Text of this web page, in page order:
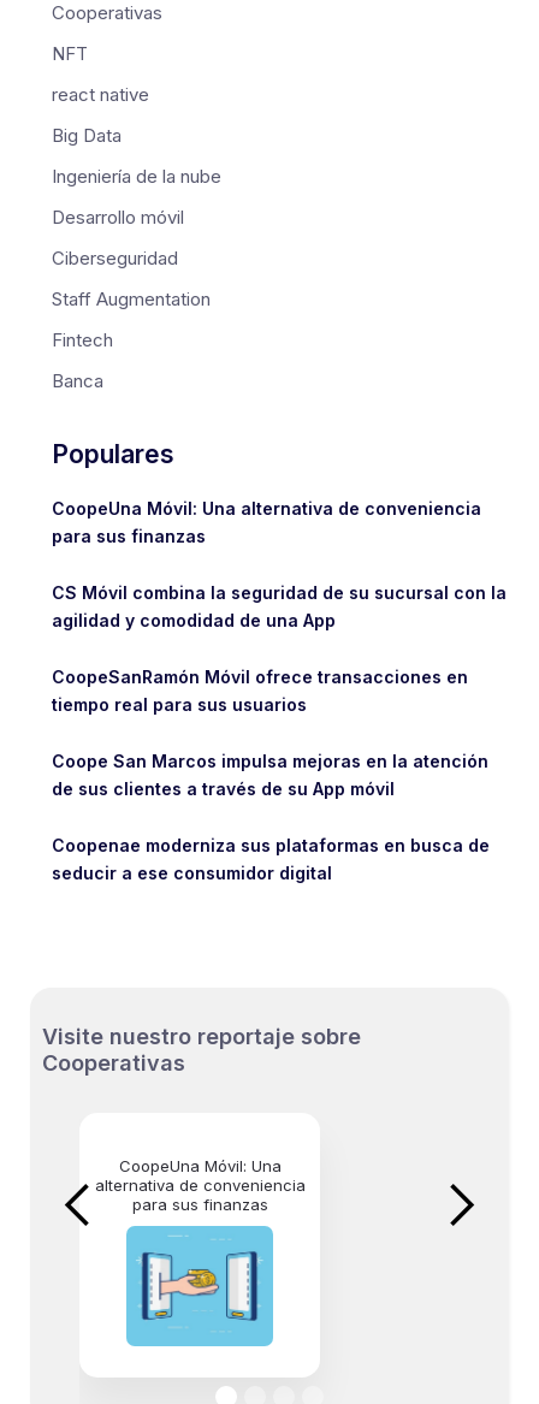
Cooperativas
NFT
react native
Big Data
Ingeniería de la nube
Desarrollo móvil
Ciberseguridad
Staff Augmentation
Fintech
Banca
Populares
CoopeUna Móvil: Una alternativa de conveniencia
para sus finanzas
CS Móvil combina la seguridad de su sucursal con la
agilidad y comodidad de una App
CoopeSanRamón Móvil ofrece transacciones en
tiempo real para sus usuarios
Coope San Marcos impulsa mejoras en la atención
de sus clientes a través de su App móvil
Coopenae moderniza sus plataformas en busca de
seducir a ese consumidor digital
Visite nuestro reportaje sobre
Cooperativas
CoopeUna Móvil: Una
alternativa de conveniencia
para sus finanzas